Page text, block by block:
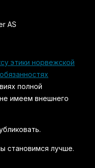
AS
этики норвежской
полной
имеем внешнего
становимся лучше.